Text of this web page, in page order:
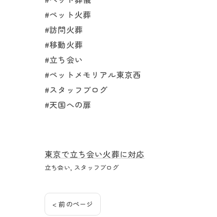
#ペット火葬
#訪問火葬
#移動火葬
#立ち会い
#ペットメモリアル東京西
#スタッフブログ
#天国への扉
東京で立ち会い火葬に対応
立ち会い スタッフブログ
< 前のページ